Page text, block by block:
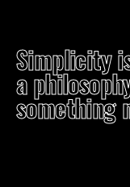
Simplicity
a
something